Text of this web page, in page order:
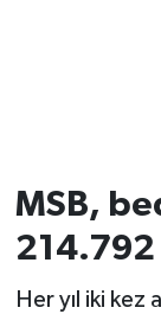
MSB,
214.792
Her yıl iki